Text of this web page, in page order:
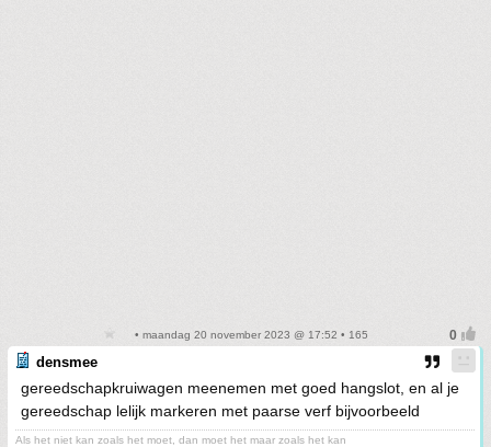
• maandag 20 november 2023 @ 17:52 • 165
densmee
gereedschapkruiwagen meenemen met goed hangslot, en al je
gereedschap lelijk markeren met paarse verf bijvoorbeeld
Als het niet kan zoals het moet, dan moet het maar zoals het kan